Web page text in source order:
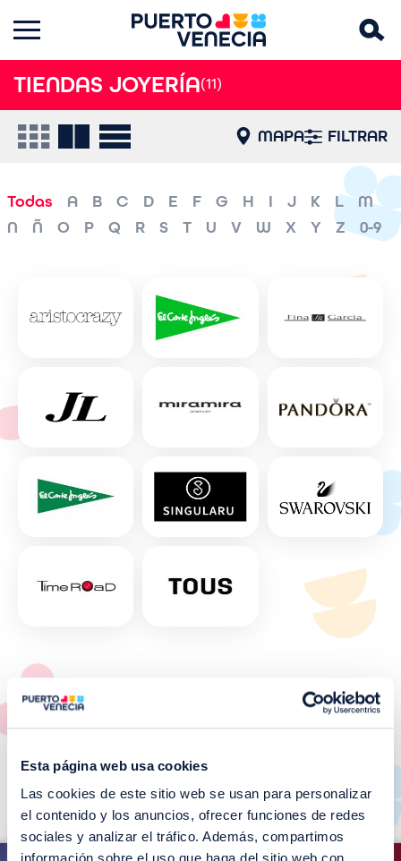
Esta página web usa cookies
Las cookies de este sitio web se usan para personalizar
el contenido y los anuncios, ofrecer funciones de redes
sociales y analizar el tráfico. Además, compartimos
TIENDAS JOYERÍA(11)
MAPA FILTRAR
Todas A B C D E F G H I J K L
M
N
Ñ O P Q R S T U V W X Y Z 0-9
OFERTAS
pensadas para ti
Ver todo >